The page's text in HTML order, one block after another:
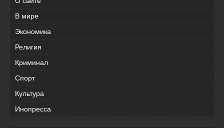
В мире
Экономика
Религия
Криминал
Спорт
Культура
Инопресса